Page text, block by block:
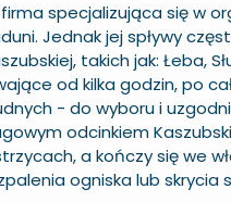
specjalizująca się w
Jednak jej spływy
takich jak: Łeba,
od kilka godzin, po
- do wyboru i
odcinkiem
a kończy się we
ogniska lub